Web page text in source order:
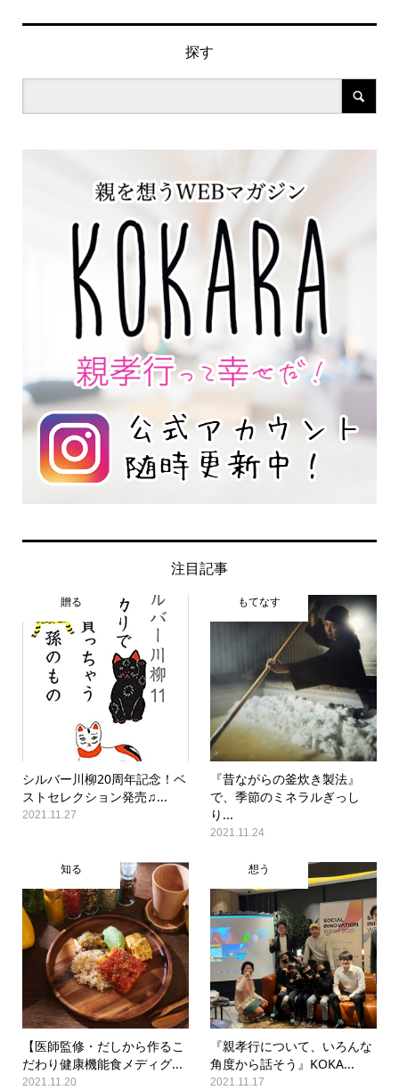
探す
注目記事
贈る
シルバー川柳20周年記念！ベ
ストセレクション発売♫...
2021.11.27
もてなす
『昔ながらの釜炊き製法』
で、季節のミネラルぎっし
り...
2021.11.24
知る
【医師監修・だしから作るこ
だわり健康機能食メディグ...
2021.11.20
想う
『親孝行について、いろんな
角度から話そう』KOKA...
2021.11.17